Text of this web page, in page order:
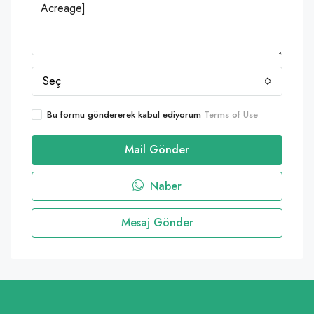
Seç
Bu formu göndererek kabul ediyorum Terms of Use
Mail Gönder
Naber
Mesaj Gönder